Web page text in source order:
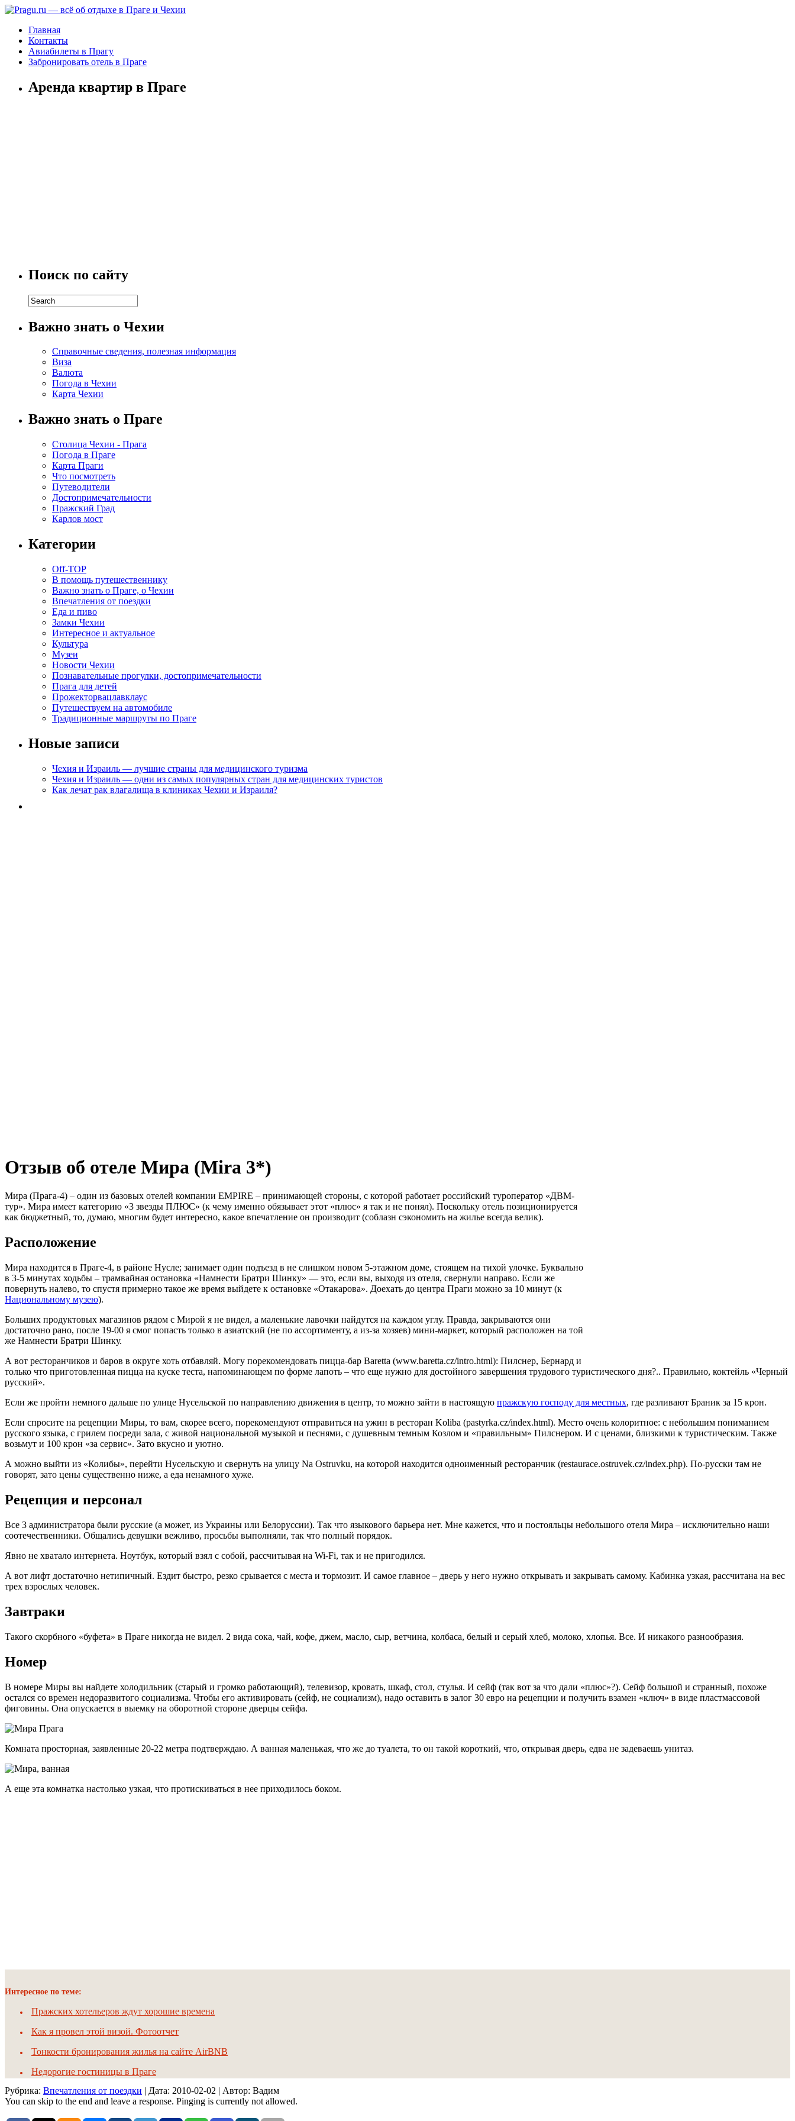
Главная
Контакты
Авиабилеты в Прагу
Забронировать отель в Праге
Аренда квартир в Праге
Поиск по сайту
Важно знать о Чехии
Справочные сведения, полезная информация
Виза
Валюта
Погода в Чехии
Карта Чехии
Важно знать о Праге
Столица Чехии - Прага
Погода в Праге
Карта Праги
Что посмотреть
Путеводители
Достопримечательности
Пражский Град
Карлов мост
Категории
Off-TOP
В помощь путешественнику
Важно знать о Праге, о Чехии
Впечатления от поездки
Еда и пиво
Замки Чехии
Интересное и актуальное
Культура
Музеи
Новости Чехии
Познавательные прогулки, достопримечательности
Прага для детей
Прожекторвацлавклаус
Путешествуем на автомобиле
Традиционные маршруты по Праге
Новые записи
Чехия и Израиль — лучшие страны для медицинского туризма
Чехия и Израиль — одни из самых популярных стран для медицинских туристов
Как лечат рак влагалища в клиниках Чехии и Израиля?
Отзыв об отеле Мира (Mira 3*)
Мира (Прага-4) – один из базовых отелей компании EMPIRE – принимающей стороны, с которой работает российский туроператор «ДВМ-
тур». Мира имеет категорию «3 звезды ПЛЮС» (к чему именно обязывает этот «плюс» я так и не понял). Поскольку отель позиционируется
как бюджетный, то, думаю, многим будет интересно, какое впечатление он производит (соблазн сэкономить на жилье всегда велик).
Расположение
Мира находится в Праге-4, в районе Нусле; занимает один подъезд в не слишком новом 5-этажном доме, стоящем на тихой улочке. Буквально
в 3-5 минутах ходьбы – трамвайная остановка «Намнести Братри Шинку» — это, если вы, выходя из отеля, свернули направо. Если же
повернуть налево, то спустя примерно такое же время выйдете к остановке «Отакарова». Доехать до центра Праги можно за 10 минут (к
Национальному музею).
Больших продуктовых магазинов рядом с Мирой я не видел, а маленькие лавочки найдутся на каждом углу. Правда, закрываются они
достаточно рано, после 19-00 я смог попасть только в азиатский (не по ассортименту, а из-за хозяев) мини-маркет, который расположен на той
же Намнести Братри Шинку.
А вот ресторанчиков и баров в округе хоть отбавляй. Могу порекомендовать пицца-бар Baretta (www.baretta.cz/intro.html): Пилснер, Бернард и
только что приготовленная пицца на куске теста, напоминающем по форме лапоть – что еще нужно для достойного завершения трудового туристического дня?.. Правильно, коктейль «Черный
русский».
Если же пройти немного дальше по улице Нусельской по направлению движения в центр, то можно зайти в настоящую пражскую господу для местных, где разливают Браник за 15 крон.
Если спросите на рецепции Миры, то вам, скорее всего, порекомендуют отправиться на ужин в ресторан Koliba (pastyrka.cz/index.html). Место очень колоритное: с небольшим пониманием
русского языка, с грилем посреди зала, с живой национальной музыкой и песнями, с душевным темным Козлом и «правильным» Пилснером. И с ценами, близкими к туристическим. Также
возьмут и 100 крон «за сервис». Зато вкусно и уютно.
А можно выйти из «Колибы», перейти Нусельскую и свернуть на улицу Na Ostruvku, на которой находится одноименный ресторанчик (restaurace.ostruvek.cz/index.php). По-русски там не
говорят, зато цены существенно ниже, а еда ненамного хуже.
Рецепция и персонал
Все 3 администратора были русские (а может, из Украины или Белоруссии). Так что языкового барьера нет. Мне кажется, что и постояльцы небольшого отеля Мира – исключительно наши
соотечественники. Общались девушки вежливо, просьбы выполняли, так что полный порядок.
Явно не хватало интернета. Ноутбук, который взял с собой, рассчитывая на Wi-Fi, так и не пригодился.
А вот лифт достаточно нетипичный. Ездит быстро, резко срывается с места и тормозит. И самое главное – дверь у него нужно открывать и закрывать самому. Кабинка узкая, рассчитана на вес
трех взрослых человек.
Завтраки
Такого скорбного «буфета» в Праге никогда не видел. 2 вида сока, чай, кофе, джем, масло, сыр, ветчина, колбаса, белый и серый хлеб, молоко, хлопья. Все. И никакого разнообразия.
Номер
В номере Миры вы найдете холодильник (старый и громко работающий), телевизор, кровать, шкаф, стол, стулья. И сейф (так вот за что дали «плюс»?). Сейф большой и странный, похоже
остался со времен недоразвитого социализма. Чтобы его активировать (сейф, не социализм), надо оставить в залог 30 евро на рецепции и получить взамен «ключ» в виде пластмассовой
фиговины. Она опускается в выемку на оборотной стороне дверцы сейфа.
Комната просторная, заявленные 20-22 метра подтверждаю. А ванная маленькая, что же до туалета, то он такой короткий, что, открывая дверь, едва не задеваешь унитаз.
А еще эта комнатка настолько узкая, что протискиваться в нее приходилось боком.
Интересное по теме:
Пражских хотельеров ждут хорошие времена
Как я провел этой визой. Фотоотчет
Тонкости бронирования жилья на сайте AirBNB
Недорогие гостиницы в Праге
Рубрика: Впечатления от поездки | Дата: 2010-02-02 | Автор: Вадим
You can skip to the end and leave a response. Pinging is currently not allowed.